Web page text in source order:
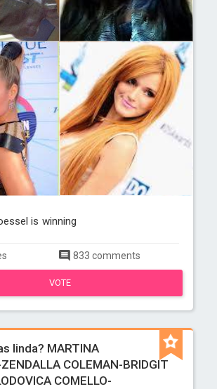
is winning
833 comments
VOTE
linda? MARTINA
COLEMAN-BRIDGIT
COMELLO-